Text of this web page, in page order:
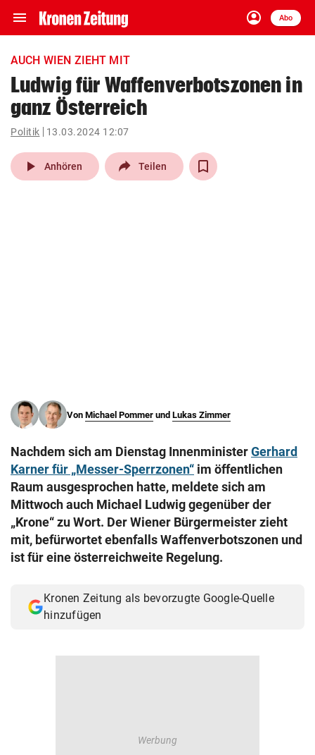
menu Navigation
ein-/ausklappen
account_circle
Anmelden
Abo
close Schließen
account_circle Anmelden
pin_drop
Wien arrow_right
AUCH WIEN ZIEHT MIT
Ludwig für Waffenverbotszonen in
ganz Österreich
Politik 13.03.2024 12:07
play_arrow Anhören Teilen
Von Michael Pommer und Lukas Zimmer
Nachdem sich am Dienstag InnenministerGerhard
Karner für „Messer-Sperrzonen“ im öffentlichen
Raum ausgesprochen hatte, meldete sich am
Mittwoch auch Michael Ludwig gegenüber der
„Krone“ zu Wort. Der Wiener Bürgermeister zieht
mit, befürwortet ebenfalls Waffenverbotszonen und
ist für eine österreichweite Regelung.
Kronen Zeitung als bevorzugte Google-Quelle
hinzufügen